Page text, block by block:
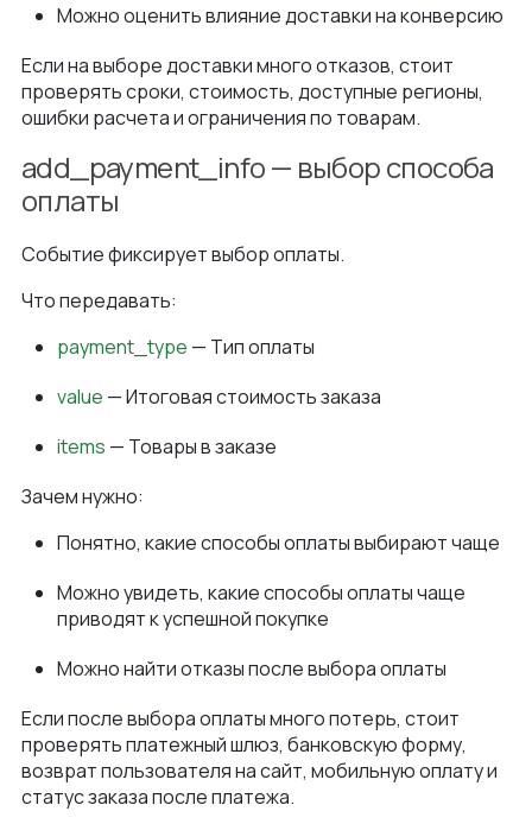
Можно оценить влияние доставки на конверсию
Если на выборе доставки много отказов, стоит
проверять сроки, стоимость, доступные регионы,
ошибки расчета и ограничения по товарам.
add_payment_info — выбор способа
оплаты
Событие фиксирует выбор оплаты.
Что передавать:
payment_type — Тип оплаты
value — Итоговая стоимость заказа
items — Товары в заказе
Зачем нужно:
Понятно, какие способы оплаты выбирают чаще
Можно увидеть, какие способы оплаты чаще
приводят к успешной покупке
Можно найти отказы после выбора оплаты
Если после выбора оплаты много потерь, стоит
проверять платежный шлюз, банковскую форму,
возврат пользователя на сайт, мобильную оплату и
статус заказа после платежа.